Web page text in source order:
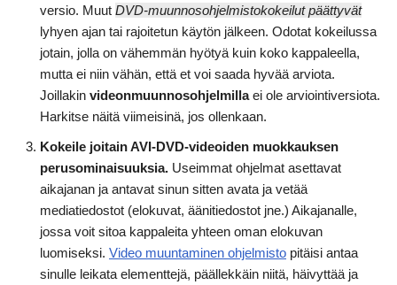
versio. Muut DVD-muunnosohjelmistokokeilut päättyvät
lyhyen ajan tai rajoitetun käytön jälkeen. Odotat kokeilussa
jotain, jolla on vähemmän hyötyä kuin koko kappaleella,
mutta ei niin vähän, että et voi saada hyvää arviota.
Joillakin videonmuunnosohjelmillaei ole arviointiversiota.
Harkitse näitä viimeisinä, jos ollenkaan.
Kokeile joitain AVI-DVD-videoiden muokkauksen
perusominaisuuksia. Useimmat ohjelmat asettavat
aikajanan ja antavat sinun sitten avata ja vetää
mediatiedostot (elokuvat, äänitiedostot jne.) Aikajanalle,
jossa voit sitoa kappaleita yhteen oman elokuvan
luomiseksi. Video muuntaminen ohjelmisto pitäisi antaa
sinulle leikata elementtejä, päällekkäin niitä, häivyttää ja